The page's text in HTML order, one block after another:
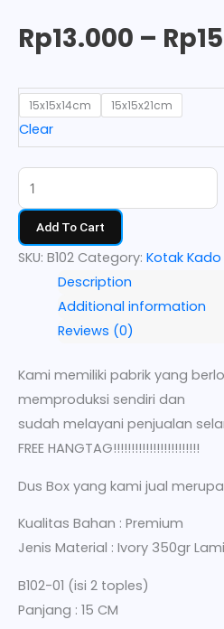
Rp13.000 – Rp
15x15x14cm 15x15x21cm
Clear
Add To Cart
SKU: B102 Category: Kotak Kado
Description
Additional information
Reviews (0)
Kami memiliki pabrik yang
memproduksi sendiri dan
sudah melayani penjualan
FREE HANGTAG!!!!!!!!!!!!!!!!!!!!!!!!
Dus Box yang kami jual
Kualitas Bahan : Premium
Jenis Material : Ivory 350gr
B102-01 (isi 2 toples)
Panjang : 15 CM